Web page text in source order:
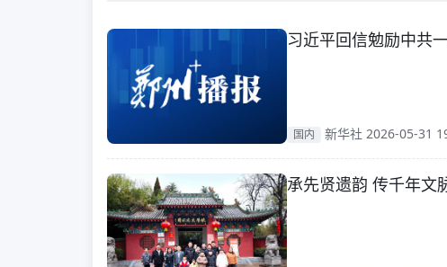
习近平回信勉励中共
国内 新华社 2026-05-31
承先贤遗韵 传千年文